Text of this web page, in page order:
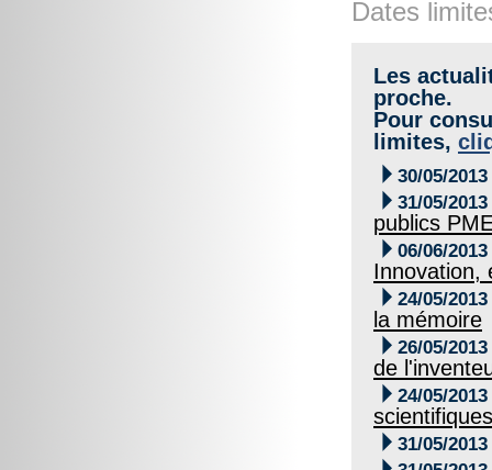
Dates
Les
proche.
Pour
limites,
 30/05/2013
 31/05/2013
publics
 06/06/2013
Innovation,
 24/05/2013
la mémoire
 26/05/2013
de
 24/05/2013
scientifiques
 31/05/2013